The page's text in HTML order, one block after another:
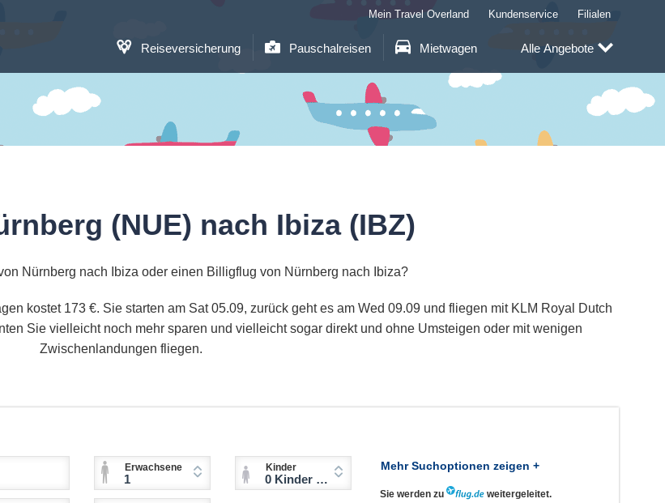
Reiseversicherung Pauschalreisen Mietwagen
Mein Travel Overland Kundenservice Filialen
Alle Angebote
(NUE) nach Ibiza (IBZ)
Nürnberg nach Ibiza oder einen Billigflug von Nürnberg nach Ibiza?
kostet 173 €. Sie starten am Sat 05.09, zurück geht es am Wed 09.09 und fliegen mit KLM Royal Dutch
Sie vielleicht noch mehr sparen und vielleicht sogar direkt und ohne Umsteigen oder mit wenigen
Zwischenlandungen fliegen.
Erwachsene
1
Kinder
0 Kinder (2-11 Jahre)
Mehr Suchoptionen zeigen +
Sie werden zu weitergeleitet.